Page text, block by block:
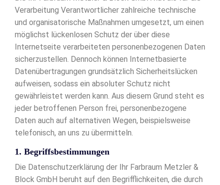
Verarbeitung Verantwortlicher zahlreiche technische
und organisatorische Maßnahmen umgesetzt, um einen
möglichst lückenlosen Schutz der über diese
Internetseite verarbeiteten personenbezogenen Daten
sicherzustellen. Dennoch können Internetbasierte
Datenübertragungen grundsätzlich Sicherheitslücken
aufweisen, sodass ein absoluter Schutz nicht
gewährleistet werden kann. Aus diesem Grund steht es
jeder betroffenen Person frei, personenbezogene
Daten auch auf alternativen Wegen, beispielsweise
telefonisch, an uns zu übermitteln.
1. Begriffsbestimmungen
Die Datenschutzerklärung der Ihr Farbraum Metzler &
Block GmbH beruht auf den Begrifflichkeiten, die durch